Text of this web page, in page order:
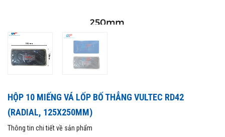
HỘP 10 MIẾNG VÁ LỐP BỐ THẲNG VULTEC RD42
(RADIAL, 125X250MM)
Thông tin chi tiết về sản phẩm